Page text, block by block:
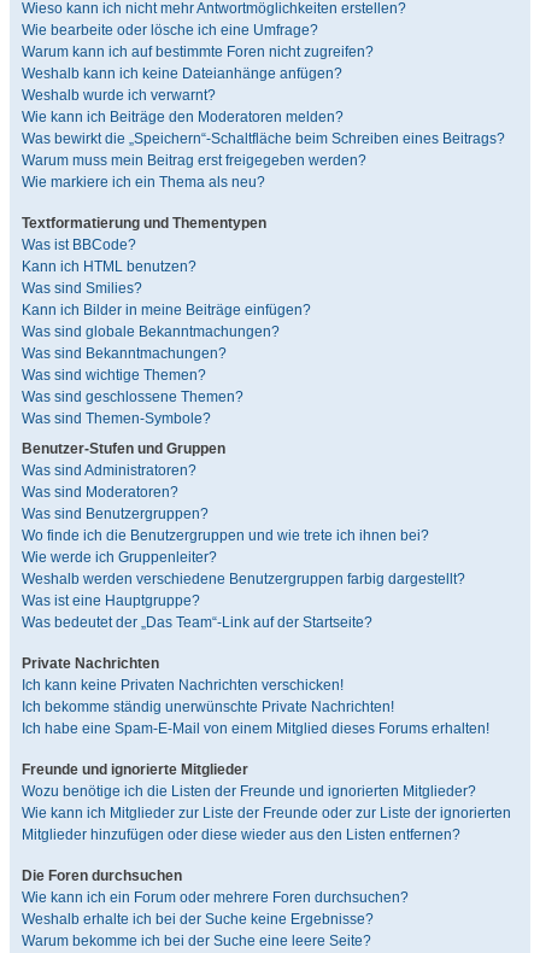
Wieso kann ich nicht mehr Antwortmöglichkeiten erstellen?
Wie bearbeite oder lösche ich eine Umfrage?
Warum kann ich auf bestimmte Foren nicht zugreifen?
Weshalb kann ich keine Dateianhänge anfügen?
Weshalb wurde ich verwarnt?
Wie kann ich Beiträge den Moderatoren melden?
Was bewirkt die „Speichern“-Schaltfläche beim Schreiben eines Beitrags?
Warum muss mein Beitrag erst freigegeben werden?
Wie markiere ich ein Thema als neu?
Textformatierung und Thementypen
Was ist BBCode?
Kann ich HTML benutzen?
Was sind Smilies?
Kann ich Bilder in meine Beiträge einfügen?
Was sind globale Bekanntmachungen?
Was sind Bekanntmachungen?
Was sind wichtige Themen?
Was sind geschlossene Themen?
Was sind Themen-Symbole?
Benutzer-Stufen und Gruppen
Was sind Administratoren?
Was sind Moderatoren?
Was sind Benutzergruppen?
Wo finde ich die Benutzergruppen und wie trete ich ihnen bei?
Wie werde ich Gruppenleiter?
Weshalb werden verschiedene Benutzergruppen farbig dargestellt?
Was ist eine Hauptgruppe?
Was bedeutet der „Das Team“-Link auf der Startseite?
Private Nachrichten
Ich kann keine Privaten Nachrichten verschicken!
Ich bekomme ständig unerwünschte Private Nachrichten!
Ich habe eine Spam-E-Mail von einem Mitglied dieses Forums erhalten!
Freunde und ignorierte Mitglieder
Wozu benötige ich die Listen der Freunde und ignorierten Mitglieder?
Wie kann ich Mitglieder zur Liste der Freunde oder zur Liste der ignorierten
Mitglieder hinzufügen oder diese wieder aus den Listen entfernen?
Die Foren durchsuchen
Wie kann ich ein Forum oder mehrere Foren durchsuchen?
Weshalb erhalte ich bei der Suche keine Ergebnisse?
Warum bekomme ich bei der Suche eine leere Seite?